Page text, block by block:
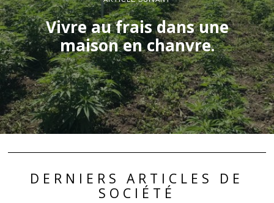
Vivre au frais dans une
maison en chanvre.
DERNIERS ARTICLES DE
SOCIÉTÉ